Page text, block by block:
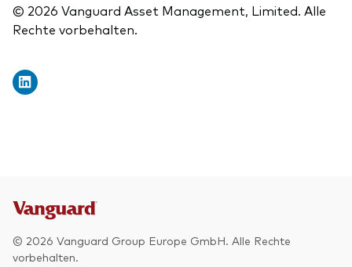
© 2026 Vanguard Asset Management, Limited. Alle
Rechte vorbehalten.
© 2026 Vanguard Group Europe GmbH. Alle Rechte
vorbehalten.